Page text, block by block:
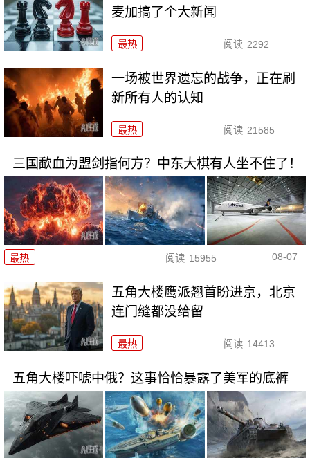
麦加搞了个大新闻
最热 阅读 2292
一场被世界遗忘的战争，正在刷
新所有人的认知
最热 阅读 21585
三国歃血为盟剑指何方？中东大棋有人坐不住了！
最热 阅读 15955 08-07
五角大楼鹰派翘首盼进京，北京
连门缝都没给留
最热 阅读 14413
五角大楼吓唬中俄？这事恰恰暴露了美军的底裤